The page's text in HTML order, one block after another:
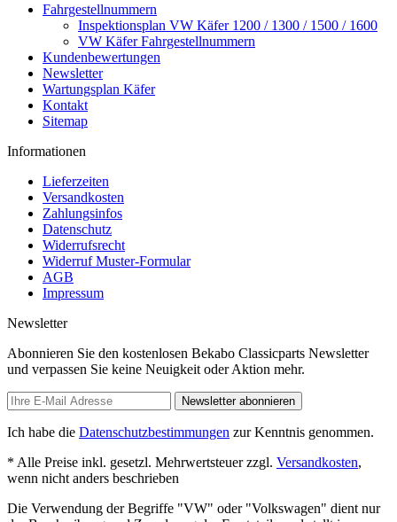
Fahrgestellnummern
Inspektionsplan VW Käfer 1200 / 1300 / 1500 / 1600
VW Käfer Fahrgestellnummern
Kundenbewertungen
Newsletter
Wartungsplan Käfer
Kontakt
Sitemap
Informationen
Lieferzeiten
Versandkosten
Zahlungsinfos
Datenschutz
Widerrufsrecht
Widerruf Muster-Formular
AGB
Impressum
Newsletter
Abonnieren Sie den kostenlosen Bekabo Classicparts Newsletter
und verpassen Sie keine Neuigkeit oder Aktion mehr.
Newsletter abonnieren
Ich habe die Datenschutzbestimmungen zur Kenntnis genommen.
* Alle Preise inkl. gesetzl. Mehrwertsteuer zzgl. Versandkosten,
wenn nicht anders beschrieben
Die Verwendung der Begriffe "VW" oder "Volkswagen" dient nur